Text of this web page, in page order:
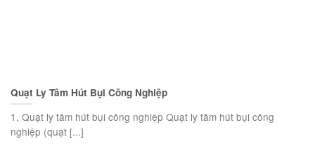
Quạt Ly Tâm Hút Bụi Công Nghiệp
1. Quạt ly tâm hút bụi công nghiệp Quạt ly tâm hút bụi công
nghiệp (quạt [...]